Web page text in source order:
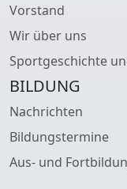
Vorstand
Wir über uns
Sportgeschichte
BILDUNG
Nachrichten
Bildungstermine
Aus- und